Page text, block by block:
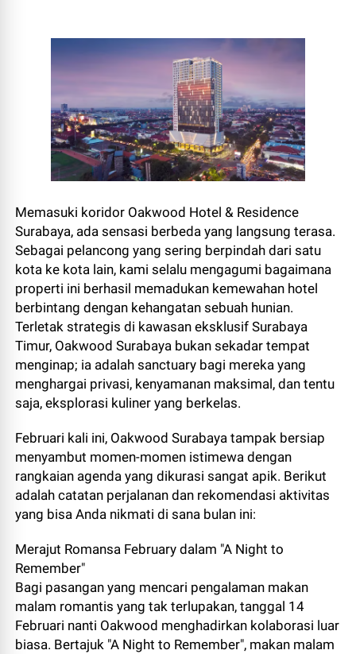
Memasuki koridor Oakwood Hotel & Residence
Surabaya, ada sensasi berbeda yang langsung terasa.
Sebagai pelancong yang sering berpindah dari satu
kota ke kota lain, kami selalu mengagumi bagaimana
properti ini berhasil memadukan kemewahan hotel
berbintang dengan kehangatan sebuah hunian.
Terletak strategis di kawasan eksklusif Surabaya
Timur, Oakwood Surabaya bukan sekadar tempat
menginap; ia adalah sanctuary bagi mereka yang
menghargai privasi, kenyamanan maksimal, dan tentu
saja, eksplorasi kuliner yang berkelas.
Februari kali ini, Oakwood Surabaya tampak bersiap
menyambut momen-momen istimewa dengan
rangkaian agenda yang dikurasi sangat apik. Berikut
adalah catatan perjalanan dan rekomendasi aktivitas
yang bisa Anda nikmati di sana bulan ini:
Merajut Romansa February dalam "A Night to
Remember"
Bagi pasangan yang mencari pengalaman makan
malam romantis yang tak terlupakan, tanggal 14
Februari nanti Oakwood menghadirkan kolaborasi luar
biasa. Bertajuk "A Night to Remember", makan malam